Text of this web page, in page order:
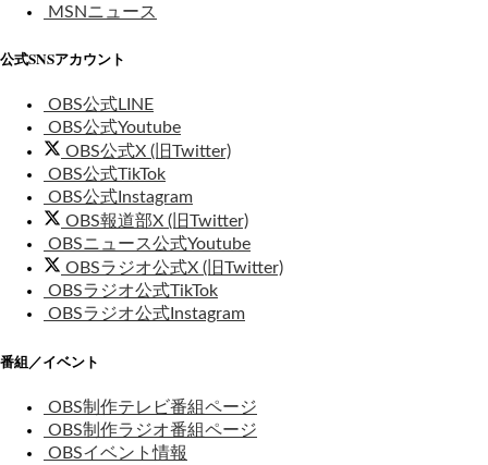
MSNニュース
公式SNSアカウント
OBS公式LINE
OBS公式Youtube
OBS公式X (旧Twitter)
OBS公式TikTok
OBS公式Instagram
OBS報道部X (旧Twitter)
OBSニュース公式Youtube
OBSラジオ公式X (旧Twitter)
OBSラジオ公式TikTok
OBSラジオ公式Instagram
番組／イベント
OBS制作テレビ番組ページ
OBS制作ラジオ番組ページ
OBSイベント情報